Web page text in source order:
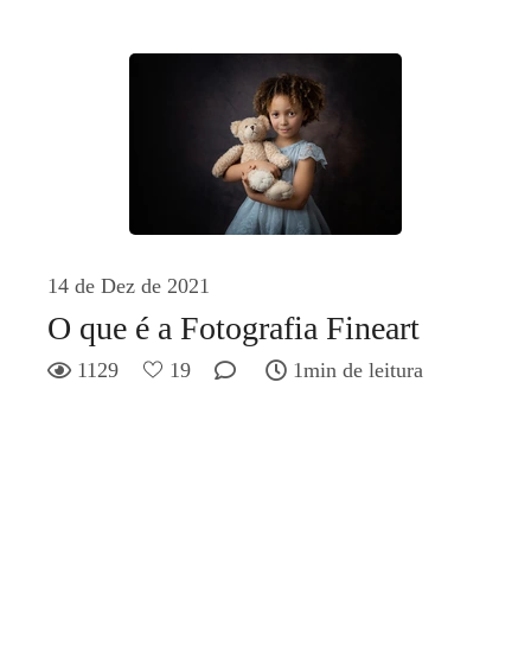
14 de Dez de 2021
O que é a Fotografia Fineart
1129 19 1min de leitura